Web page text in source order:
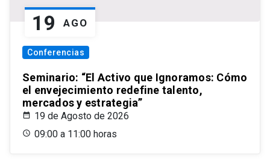
19 AGO
Conferencias
Seminario: “El Activo que Ignoramos: Cómo
el envejecimiento redefine talento,
mercados y estrategia”
19 de Agosto de 2026
09:00 a 11:00 horas